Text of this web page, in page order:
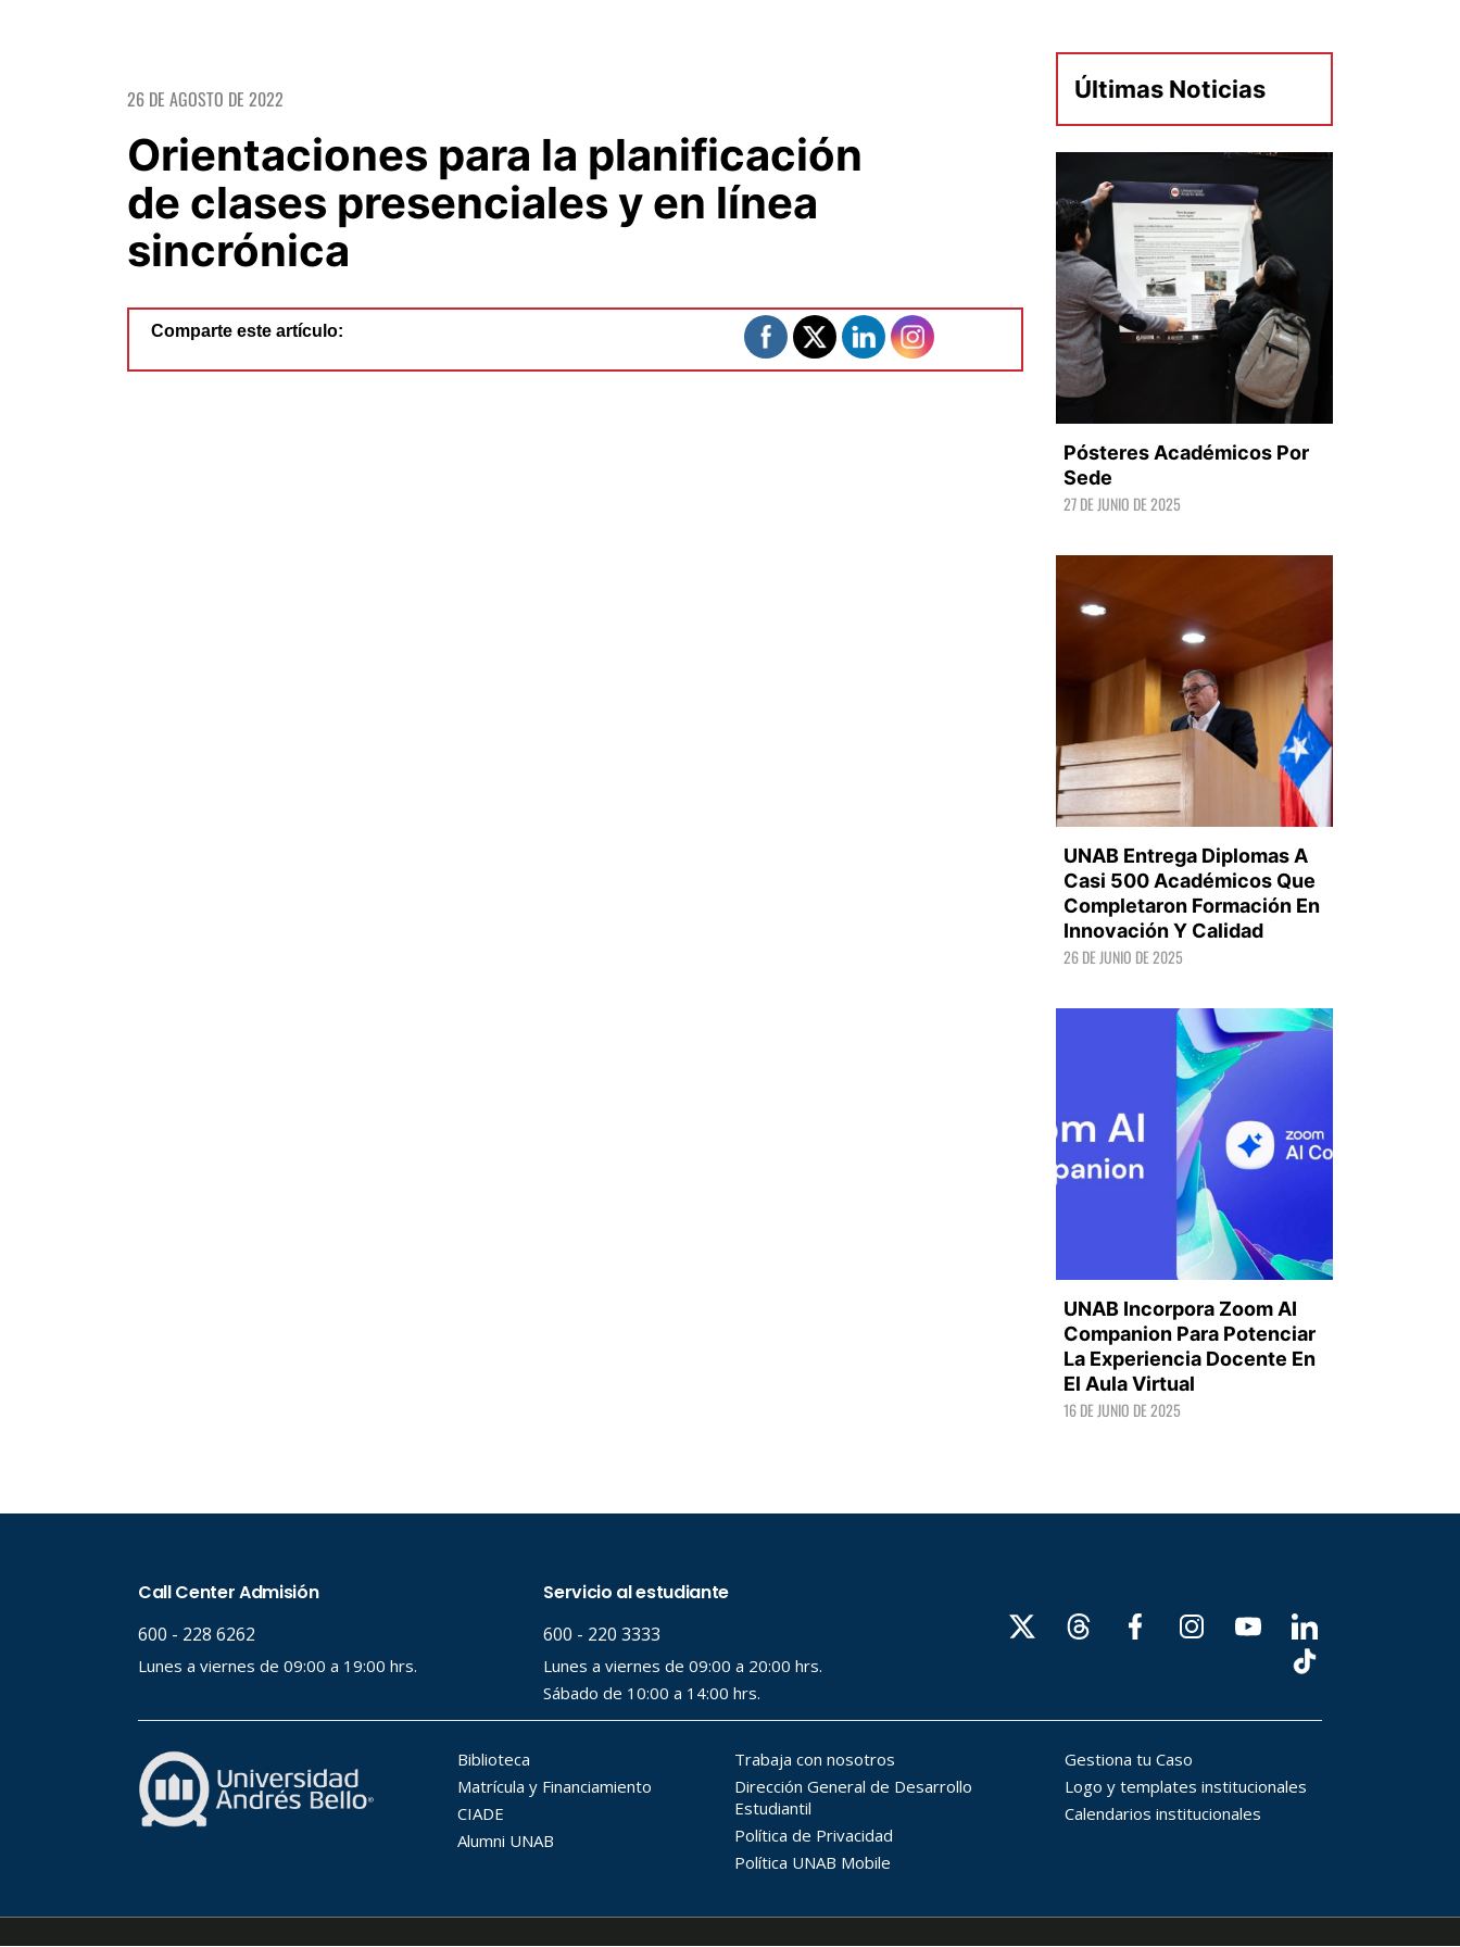
26 DE AGOSTO DE 2022
Orientaciones para la planificación
de clases presenciales y en línea
sincrónica
Comparte este artículo:
Últimas Noticias
LEER +
Pósteres Académicos Por
Sede
27 DE JUNIO DE 2025
LEER +
UNAB Entrega Diplomas A
Casi 500 Académicos Que
Completaron Formación En
Innovación Y Calidad
26 DE JUNIO DE 2025
LEER +
UNAB Incorpora Zoom AI
Companion Para Potenciar
La Experiencia Docente En
El Aula Virtual
16 DE JUNIO DE 2025